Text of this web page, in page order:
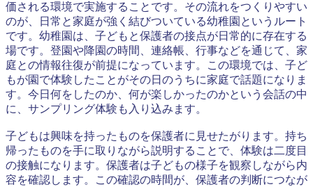
価される環境で実施することです。その流れをつくりやすい
のが、日常と家庭が強く結びついている幼稚園というルート
です。幼稚園は、子どもと保護者の接点が日常的に存在する
場です。登園や降園の時間、連絡帳、行事などを通じて、家
庭との情報往復が前提になっています。この環境では、子ど
もが園で体験したことがその日のうちに家庭で話題になりま
す。今日何をしたのか、何が楽しかったのかという会話の中
に、サンプリング体験も入り込みます。
子どもは興味を持ったものを保護者に見せたがります。持ち
帰ったものを手に取りながら説明することで、体験は二度目
の接触になります。保護者は子どもの様子を観察しながら内
容を確認します。この確認の時間が、保護者の判断につなが